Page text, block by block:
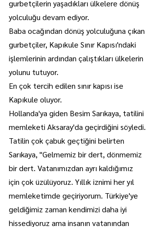
gurbetçilerin yaşadıkları ülkelere dönüş
yolculuğu devam ediyor.
Baba ocağından dönüş yolculuğuna çıkan
gurbetçiler, Kapıkule Sınır Kapısı'ndaki
işlemlerinin ardından çalıştıkları ülkelerin
yolunu tutuyor.
En çok tercih edilen sınır kapısı ise
Kapıkule oluyor.
Hollanda'ya giden Besim Sarıkaya, tatilini
memleketi Aksaray'da geçirdiğini söyledi.
Tatilin çok çabuk geçtiğini belirten
Sarıkaya, "Gelmemiz bir dert, dönmemiz
bir dert. Vatanımızdan ayrı kaldığımız
için çok üzülüyoruz. Yıllık iznimi her yıl
memleketimde geçiriyorum. Türkiye'ye
geldiğimiz zaman kendimizi daha iyi
hissediyoruz ama insanın vatanından